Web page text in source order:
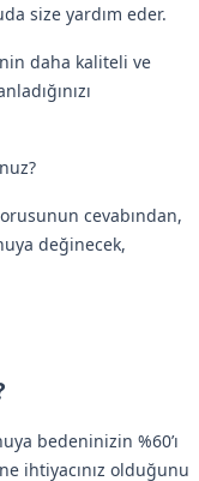
size yardım eder.
daha kaliteli ve
cevabından,
değinecek,
bedeninizin %60’ı
ihtiyacınız olduğunu